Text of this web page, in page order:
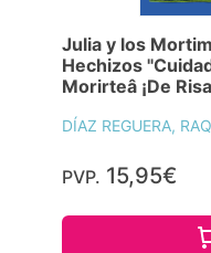
Julia y los
Hechizos
Morirteâ ¡De
DÍAZ REGUERA,
PVP. 15,95€